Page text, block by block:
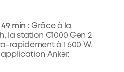
min :Grâce à la
la station C1000 Gen 2
rapidement à 1 600 W.
Anker.